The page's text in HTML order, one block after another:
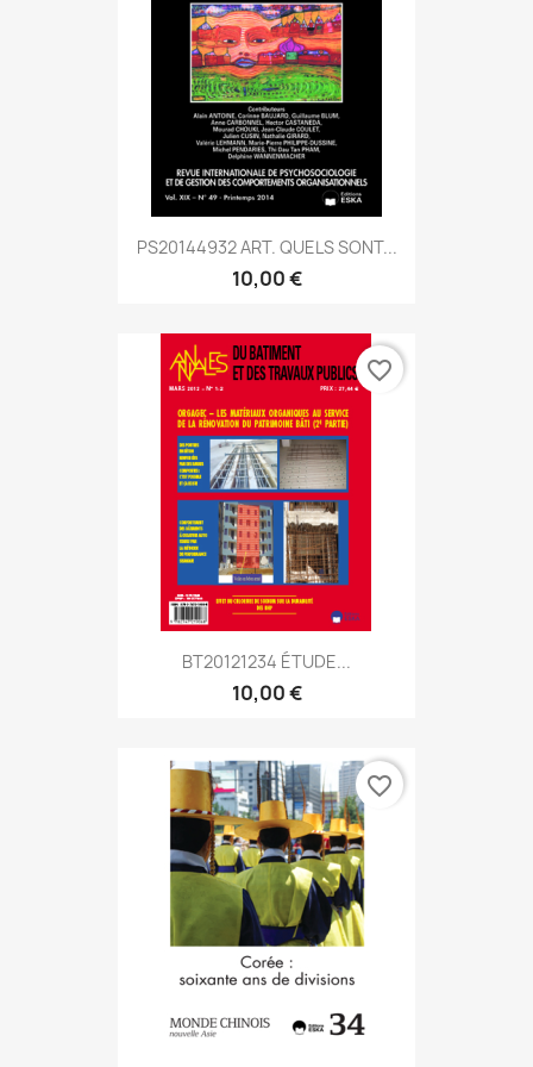
PS20144932 ART. QUELS SONT...
10,00 €
BT20121234 ÉTUDE...
10,00 €
favorite_border
favorite_border